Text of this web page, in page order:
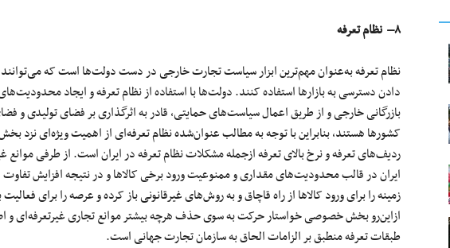
۸– نظام تعرفه
نظام تعرفه به‌عنوان مهم‌ترین ابزار سیاست تجارت خارجی در دستدولت‌هااست کهمی‌توانند
دادن دسترسی به بازارها استفاده کنند.دولت‌هابا استفاده از نظام تعرفه و ایجاد
بازرگانی خارجی و از طریق اعمالسیاست‌هایحمایتی، قادر به اثرگذاری بر فضای تولیدی و
کشورها هستند، بنابراین با توجه به مطالبعنوان‌شدهنظامتعرفه‌ایاز اهمیتویژه‌اینزد
ردیف‌هایتعرفه و نرخ بالای تعرفه ازجمله مشکلات نظام تعرفه در ایران است. از طرفی موانع
ایران در قالبمحدودیت‌هایمقداری و ممنوعیت ورود برخی کالاها ودرنتیجهافزایش تفاوت
زمینه را برای ورود کالاها از راه قاچاق و بهروش‌هایغیرقانونیبازکردهو عرصه را برای فعالیت
ازاین‌روبخش خصوصیخواستار حرکتبهسویحذف هرچه بیشتر موانع تجاریغیرتعرفه‌ایو
طبقاتتعرفهمنطبق بر الزامات الحاق به سازمان تجارت جهانی است.